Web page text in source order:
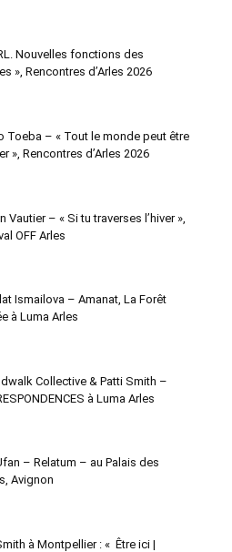
Nouvelles fonctions des
», Rencontres d’Arles 2026
Toeba – « Tout le monde peut être
», Rencontres d’Arles 2026
Vautier – « Si tu traverses l’hiver »,
OFF Arles
Ismailova – Amanat, La Forêt
à Luma Arles
Collective & Patti Smith –
à Luma Arles
– Relatum – au Palais des
Avignon
à Montpellier : « Être ici |